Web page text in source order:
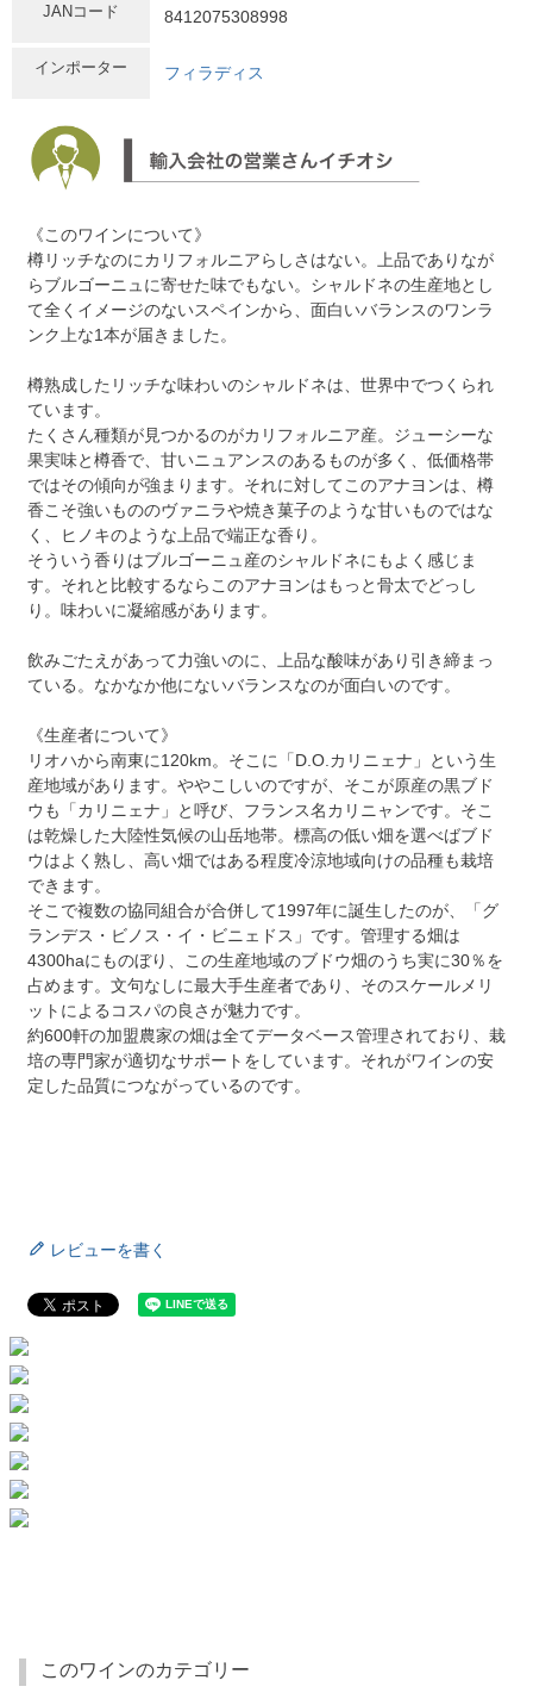
JANコード 8412075308998
インポーター フィラディス
《このワインについて》
樽リッチなのにカリフォルニアらしさはない。上品でありなが
らブルゴーニュに寄せた味でもない。シャルドネの生産地とし
て全くイメージのないスペインから、面白いバランスのワンラ
ンク上な1本が届きました。
樽熟成したリッチな味わいのシャルドネは、世界中でつくられ
ています。
たくさん種類が見つかるのがカリフォルニア産。ジューシーな
果実味と樽香で、甘いニュアンスのあるものが多く、低価格帯
ではその傾向が強まります。それに対してこのアナヨンは、樽
香こそ強いもののヴァニラや焼き菓子のような甘いものではな
く、ヒノキのような上品で端正な香り。
そういう香りはブルゴーニュ産のシャルドネにもよく感じま
す。それと比較するならこのアナヨンはもっと骨太でどっし
り。味わいに凝縮感があります。
飲みごたえがあって力強いのに、上品な酸味があり引き締まっ
ている。なかなか他にないバランスなのが面白いのです。
《生産者について》
リオハから南東に120km。そこに「D.O.カリニェナ」という生
産地域があります。ややこしいのですが、そこが原産の黒ブド
ウも「カリニェナ」と呼び、フランス名カリニャンです。そこ
は乾燥した大陸性気候の山岳地帯。標高の低い畑を選べばブド
ウはよく熟し、高い畑ではある程度冷涼地域向けの品種も栽培
できます。
そこで複数の協同組合が合併して1997年に誕生したのが、「グ
ランデス・ビノス・イ・ビニェドス」です。管理する畑は
4300haにものぼり、この生産地域のブドウ畑のうち実に30％を
占めます。文句なしに最大手生産者であり、そのスケールメリ
ットによるコスパの良さが魅力です。
約600軒の加盟農家の畑は全てデータベース管理されており、栽
培の専門家が適切なサポートをしています。それがワインの安
定した品質につながっているのです。
レビューを書く
このワインのカテゴリー